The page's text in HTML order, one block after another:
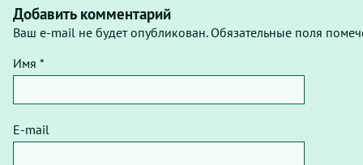
Добавить комментарий
Ваш e-mail не будет опубликован. Обязательные поля
Имя *
E-mail